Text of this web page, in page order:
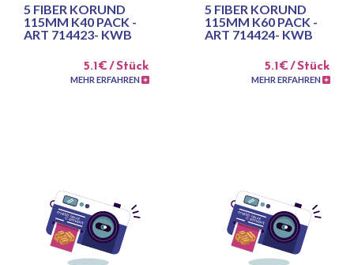
5 FIBER KORUND
115MM K40 PACK -
ART 714423- KWB
5.1€ / Stück
MEHR ERFAHREN
5 FIBER KORUND
115MM K60 PACK -
ART 714424- KWB
5.1€ / Stück
MEHR ERFAHREN